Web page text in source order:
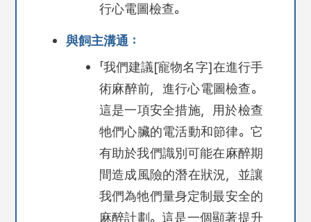
行心電圖檢查。
與飼主溝通：
「我們建議[寵物名字]在進行手
術麻醉前，進行心電圖檢查。
這是一項安全措施，用於檢查
牠們心臟的電活動和節律。它
有助於我們識別可能在麻醉期
間造成風險的潛在狀況，並讓
我們為牠們量身定制最安全的
麻醉計劃。這是一個顯著提升